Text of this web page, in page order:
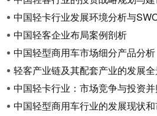
中国轻卡行业发展环境分析与
中国轻客企业布局案例剖析
中国轻型商用车市场细分产品分析
轻客产业链及其配套产业的发展
中国轻卡行业：市场竞争与投资
中国轻型商用车行业的发展现状